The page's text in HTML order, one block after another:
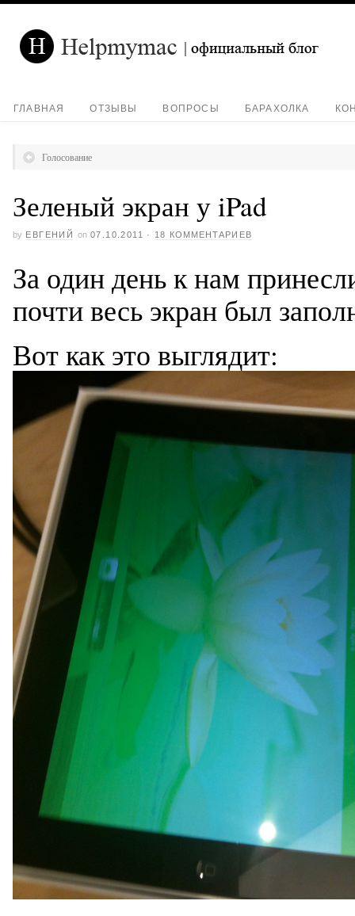
ГЛАВНАЯ ОТЗЫВЫ ВОПРОСЫ БАРАХОЛКА
Голосование
Зеленый экран у iPad
by ЕВГЕНИЙ on 07.10.2011 · 18 КОММЕНТАРИЕВ
За один день к нам
почти весь экран был
Вот как это выглядит: